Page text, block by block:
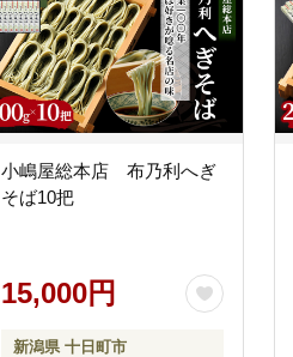
小嶋屋総本店 布乃利へぎ
そば10把
15,000円
新潟県 十日町市